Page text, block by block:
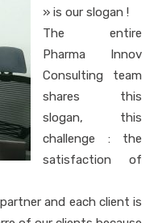
» is our slogan !
The entire
Pharma Innov
Consulting team
shares this
slogan, this
challenge : the
satisfaction of
and each client is